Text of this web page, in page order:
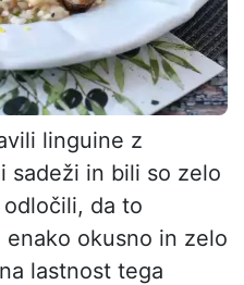
linguine z
sadeži in bili so zelo
da to
okusno in zelo
lastnost tega